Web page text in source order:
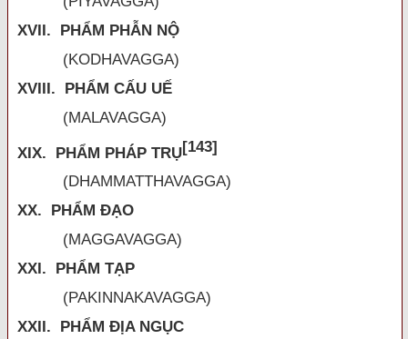
XVII. PHẨM PHẪN NỘ
(KODHAVAGGA)
XVIII. PHẨM CẤU UẾ
(MALAVAGGA)
XIX. PHẨM PHÁP TRỤ[143]
(DHAMMATTHAVAGGA)
XX. PHẨM ĐẠO
(MAGGAVAGGA)
XXI. PHẨM TẠP
(PAKINNAKAVAGGA)
XXII. PHẨM ĐỊA NGỤC